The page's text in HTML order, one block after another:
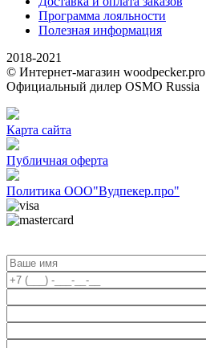
Программа лояльности
Полезная информация
2018-2021
© Интернет-магазин woodpecker.pro
Официальный дилер OSMO Russia
Карта сайта
Публичная оферта
Политика ООО"Вудпекер.про"